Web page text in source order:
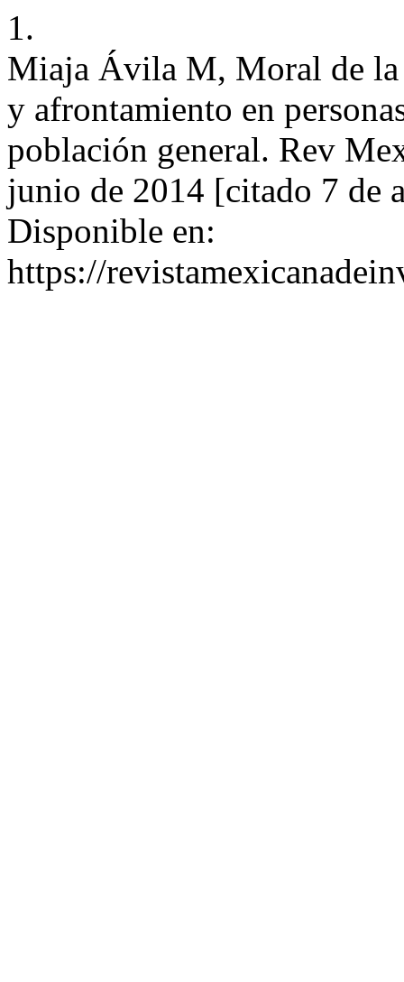
1.
Miaja Ávila M, Moral de la
y afrontamiento en
población general. Rev
junio de 2014 [citado 7 de
Disponible en:
https://